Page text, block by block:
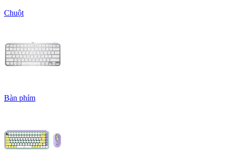
Chuột
Bàn phím